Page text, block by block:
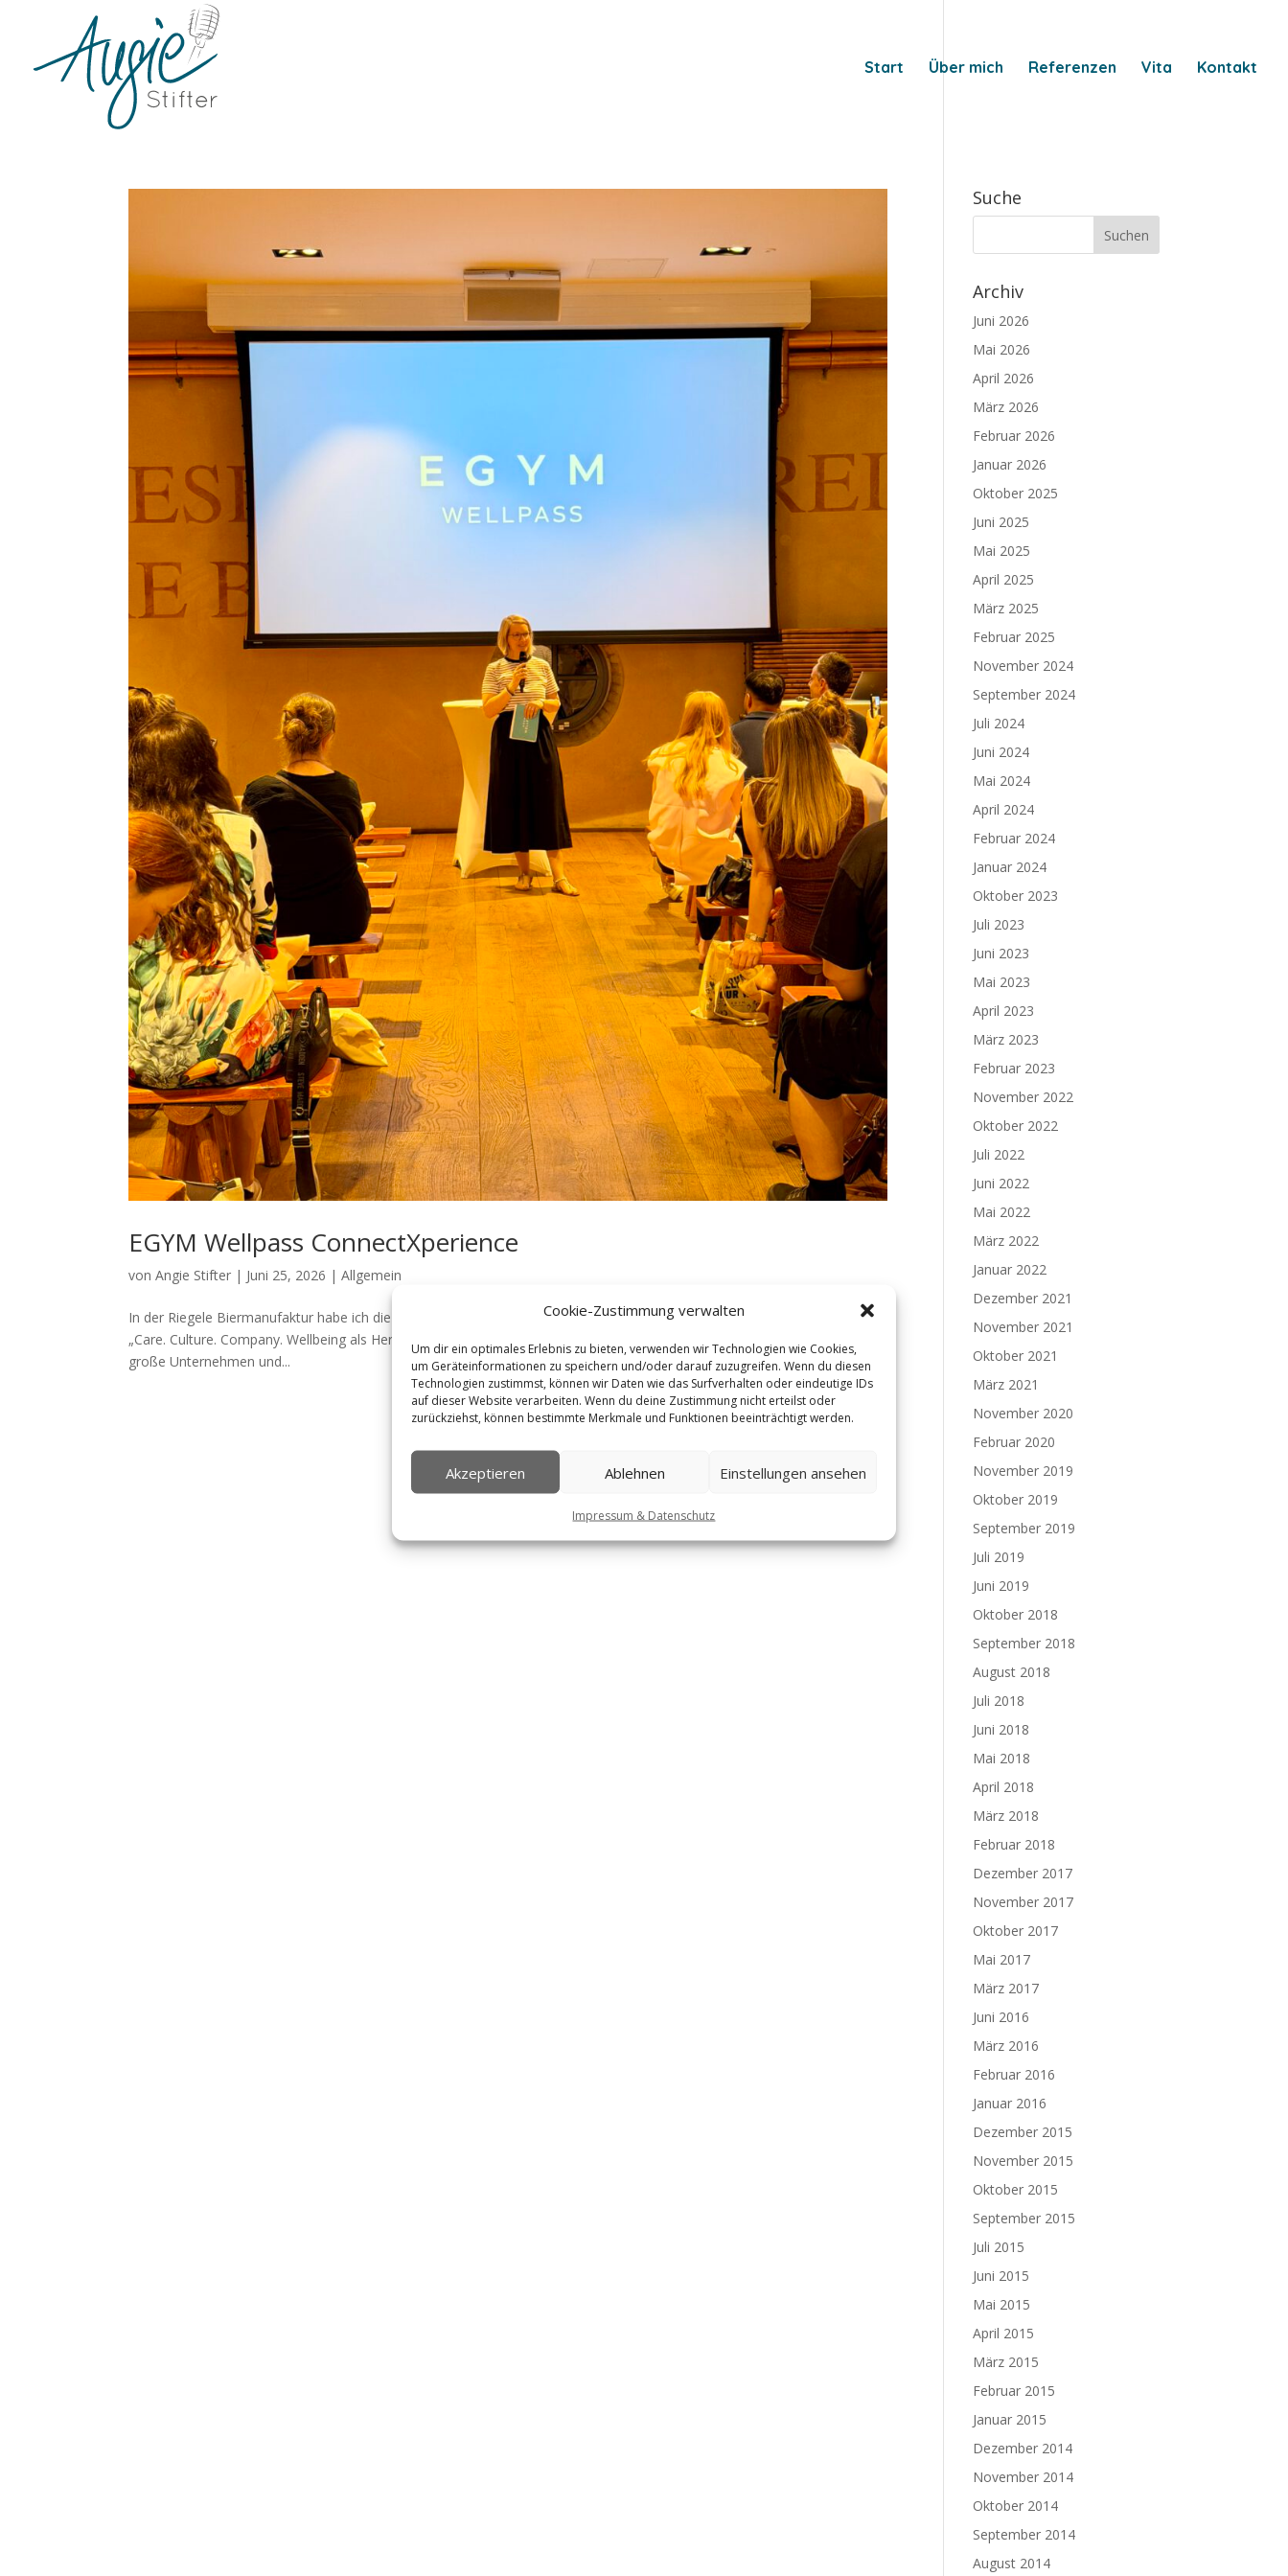
Cookie-Zustimmung verwalten
Um dir ein optimales Erlebnis zu bieten, verwenden wir Technologien wie Cookies,
um Geräteinformationen zu speichern und/oder darauf zuzugreifen. Wenn du diesen
Technologien zustimmst, können wir Daten wie das Surfverhalten oder eindeutige IDs
auf dieser Website verarbeiten. Wenn du deine Zustimmung nicht erteilst oder
zurückziehst, können bestimmte Merkmale und Funktionen beeinträchtigt werden.
Akzeptieren Ablehnen Einstellungen ansehen
Impressum & Datenschutz
Start Über mich Referenzen Vita Kontakt
EGYM Wellpass ConnectXperience
vonAngie Stifter | Juni 25, 2026 |Allgemein
In der Riegele Biermanufaktur habe ich die EGYM Wellpass Connect Experience Augsburg moderiert. Unter dem Motto
„Care. Culture. Company. Wellbeing als Herzstück der Arbeitgebermarke“ gab es zwei spannende Vorträge mit Einblicken in
große Unternehmen und...
Suche
Archiv
Juni 2026
Mai 2026
April 2026
März 2026
Februar 2026
Januar 2026
Oktober 2025
Juni 2025
Mai 2025
April 2025
März 2025
Februar 2025
November 2024
September 2024
Juli 2024
Juni 2024
Mai 2024
April 2024
Februar 2024
Januar 2024
Oktober 2023
Juli 2023
Juni 2023
Mai 2023
April 2023
März 2023
Februar 2023
November 2022
Oktober 2022
Juli 2022
Juni 2022
Mai 2022
März 2022
Januar 2022
Dezember 2021
November 2021
Oktober 2021
März 2021
November 2020
Februar 2020
November 2019
Oktober 2019
September 2019
Juli 2019
Juni 2019
Oktober 2018
September 2018
August 2018
Juli 2018
Juni 2018
Mai 2018
April 2018
März 2018
Februar 2018
Dezember 2017
November 2017
Oktober 2017
Mai 2017
März 2017
Juni 2016
März 2016
Februar 2016
Januar 2016
Dezember 2015
November 2015
Oktober 2015
September 2015
Juli 2015
Juni 2015
Mai 2015
April 2015
März 2015
Februar 2015
Januar 2015
Dezember 2014
November 2014
Oktober 2014
September 2014
August 2014